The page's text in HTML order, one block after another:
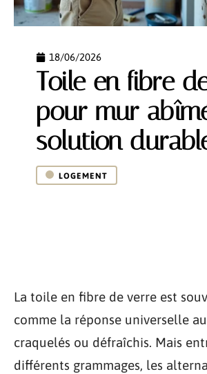
18/06/2026
Toile en fibre
pour mur
solution
LOGEMENT
La toile en fibre de verre est
comme la réponse universelle
craquelés ou défraîchis. Mais
différents grammages, les